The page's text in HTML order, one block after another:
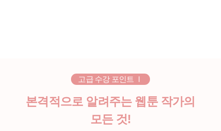
고급 수강 포인트 Ⅰ
본격적으로 알려주는 웹툰 작가의
모든 것!